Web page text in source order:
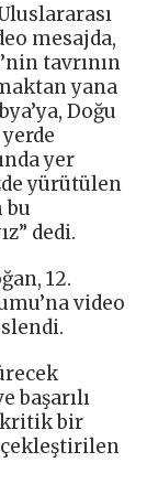
mesajda,
tavrının
yana
Doğu
yer
yürütülen
bu
dedi.
12.
video
başarılı
kritik bir